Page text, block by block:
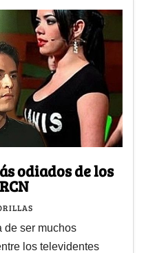
odiados de los
de ser muchos
los televidentes